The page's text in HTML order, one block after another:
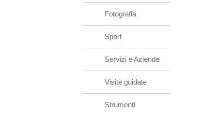
Fotografia
Sport
Servizi e Aziende
Visite guidate
Strumenti